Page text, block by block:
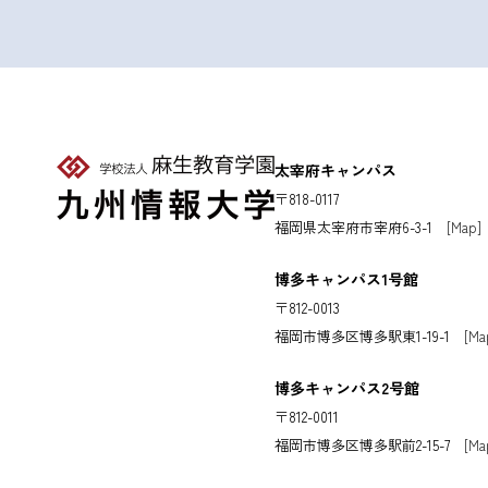
太宰府キャンパス
〒818-0117
福岡県太宰府市宰府6-3-1 [Map]
博多キャンパス1号館
〒812-0013
福岡市博多区博多駅東1-19-1
博多キャンパス2号館
〒812-0011
福岡市博多区博多駅前2-15-7